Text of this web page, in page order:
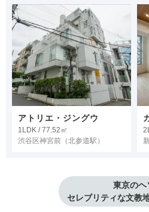
アトリエ・ジングウ
1LDK / 77.52㎡
渋谷区神宮前 （北参道駅）
東京のヘ
セレブリティな文教